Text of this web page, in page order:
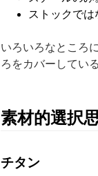
ストックでは
いろいろなところ
ろをカバーしている
素材的選択
チタン